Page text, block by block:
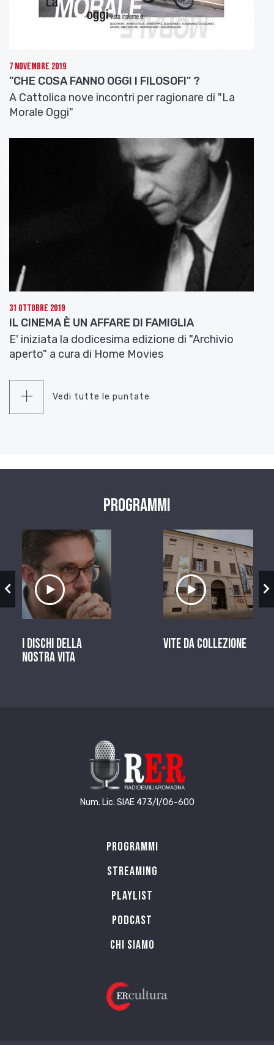
7 Novembre 2019
"CHE COSA FANNO OGGI I FILOSOFI" ?
A Cattolica nove incontri per ragionare di "La
Morale Oggi"
31 Ottobre 2019
IL CINEMA È UN AFFARE DI FAMIGLIA
E' iniziata la dodicesima edizione di "Archivio
aperto" a cura di Home Movies
Vedi tutte le puntate
Programmi
Ascolta il servizio
I dischi della
nostra vita
Ascolta il
Vite da Collezione
Num. Lic. SIAE 473/I/06-600
Programmi
Streaming
Playlist
PODCAST
Chi siamo